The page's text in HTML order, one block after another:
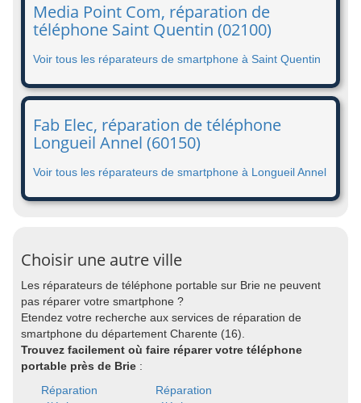
Media Point Com, réparation de
téléphone Saint Quentin (02100)
Voir tous les réparateurs de smartphone à Saint Quentin
Fab Elec, réparation de téléphone
Longueil Annel (60150)
Voir tous les réparateurs de smartphone à Longueil Annel
Choisir une autre ville
Les réparateurs de téléphone portable sur Brie ne peuvent
pas réparer votre smartphone ?
Etendez votre recherche aux services de réparation de
smartphone du département Charente (16).
Trouvez facilement où faire réparer votre téléphone
portable près de Brie :
Réparation
Réparation